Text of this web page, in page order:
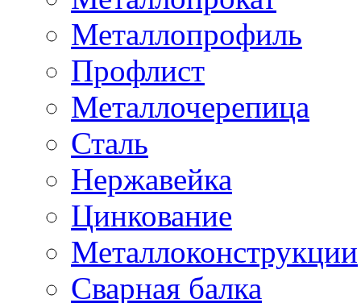
Металлопрофиль
Профлист
Металлочерепица
Сталь
Нержавейка
Цинкование
Металлоконструкции
Сварная балка